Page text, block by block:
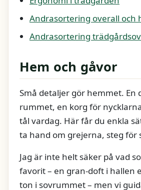
Andrasortering overall och
Andrasortering
Hem och gåvor
Små detaljer gör hemmet. En
rummet, en korg för
tål vardag. Här får du enkla
ta hand om grejerna, steg för
Jag är inte helt säker på vad
favorit – en gran-doft i hallen
ton i sovrummet – men vi